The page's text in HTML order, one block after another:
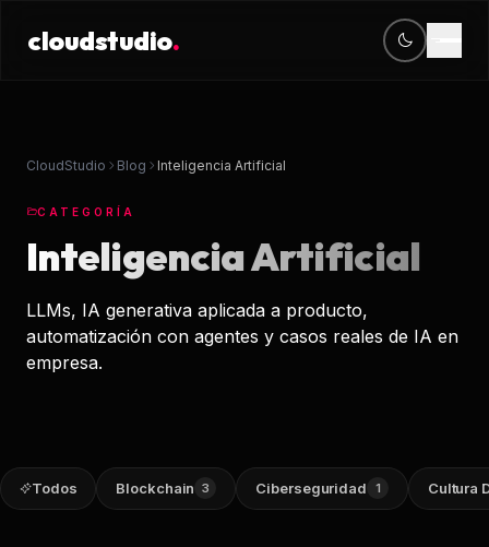
cloudstudio.
Venta en línea
Software & Apps
Mantenimiento
CloudStudio
Blog Inteligencia Artificial
CATEGORÍA
Inteligencia Artificial
LLMs, IA generativa aplicada a producto,
automatización con agentes y casos reales de IA en
empresa.
Todos Blockchain 3 Ciberseguridad 1 Cultura